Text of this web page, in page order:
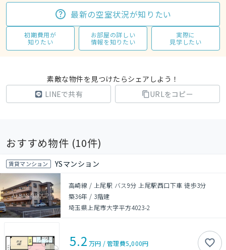
最新の空室状況が知りたい
初期費用が
知りたい
お部屋の詳しい
情報を知りたい
実際に
見学したい
素敵な物件を見つけたらシェアしよう！
LINEで共有
URLをコピー
おすすめ物件 (10件)
賃貸マンション YSマンション
高崎線 / 上尾駅 バス9分 上尾駅西口下車 徒歩3分
築36年 / 3階建
埼玉県上尾市大字平方4023-2
5.2 万円 /管理費5,000円